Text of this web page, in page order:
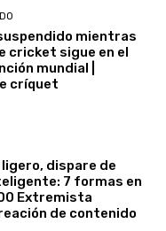
mientras
cricket sigue en el
mundial |
críquet
ligero, dispare de
7 formas en
Extremista
de contenido